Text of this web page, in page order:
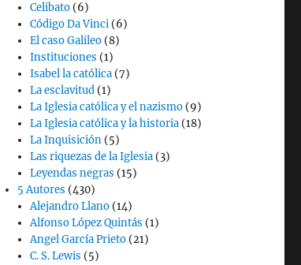
Celibato (6)
Código Da Vinci (6)
El caso Galileo (8)
Instituciones (1)
Isabel la católica (7)
La esclavitud (1)
La Iglesia católica y el nazismo (9)
La Iglesia católica y la historia (18)
La Inquisición (5)
Las riquezas de la Iglesia (3)
Leyendas negras (15)
5 Autores (430)
Alejandro Llano (14)
Alfonso López Quintás (1)
Angel García Prieto (21)
C. S. Lewis (5)